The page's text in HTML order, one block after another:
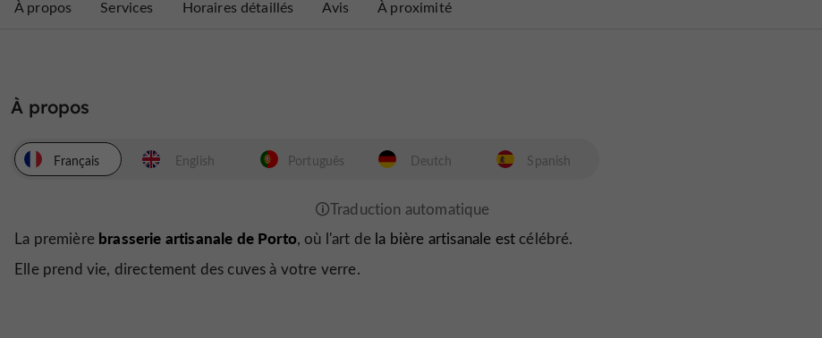
À propos Services Horaires détaillés Avis À proximité
À propos
Français
La premièrebrasserie artisanale de Porto, où l'art de la bière artisanale est célébré.
Elle prend vie, directement des cuves à votre verre.
English Português Deutch Spanish